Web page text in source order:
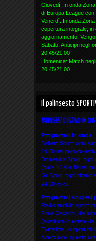
Giovedì: In onda
di Europa League con
Venerdì: In onda
copertura integrale,
aggiornamento.
Sabato: Anticipi negli
20.45/21.00
Domenica: Match
20.45/21.00
Il palinsesto
PALINSESTO ESTIVO IN
Programmi in onda
Sabato Sport: ogni
19.00 nel periodo
Domenica Sport: ogni
(dalle 14 alle 19 nel
Gr Sport: ogni giorno
24.20 circa
Programmi sospesi
Radio anch'io sport:
Zona Cesarini: dal
(sostituita in estate da
Extratime, lo sport si
Attenzione: questo